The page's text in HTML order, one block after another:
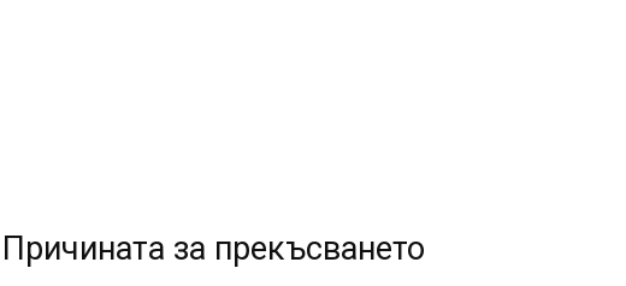
Причината за прекъсването